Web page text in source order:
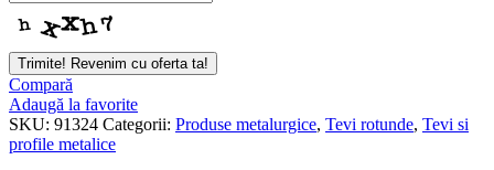
Trimite! Revenim cu oferta ta!
Compară
Adaugă la favorite
SKU: 91324 Categorii: Produse metalurgice, Tevi rotunde, Tevi si
profile metalice